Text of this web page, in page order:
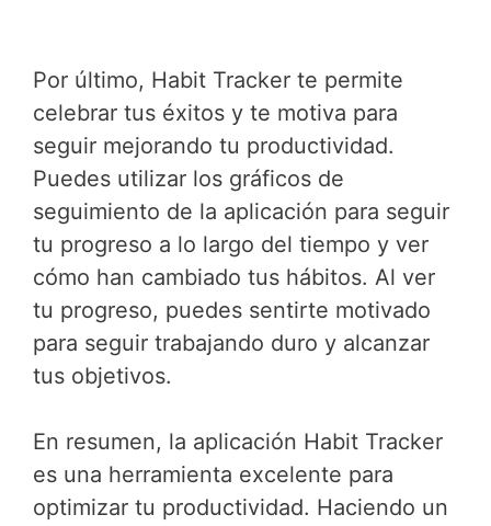
Por último, Habit Tracker te permite
celebrar tus éxitos y te motiva para
seguir mejorando tu productividad.
Puedes utilizar los gráficos de
seguimiento de la aplicación para seguir
tu progreso a lo largo del tiempo y ver
cómo han cambiado tus hábitos. Al ver
tu progreso, puedes sentirte motivado
para seguir trabajando duro y alcanzar
tus objetivos.
En resumen, la aplicación Habit Tracker
es una herramienta excelente para
optimizar tu productividad. Haciendo un